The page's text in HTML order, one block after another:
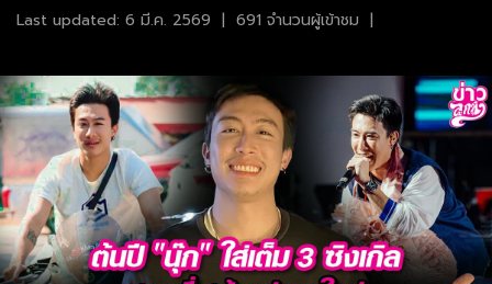
Last updated: 6 มี.ค. 2569 | 691 จำนวนผู้เข้าชม |